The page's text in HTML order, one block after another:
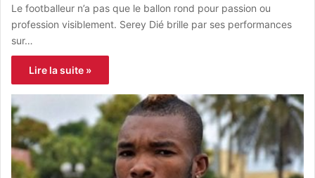
Le footballeur n’a pas que le ballon rond pour passion ou
profession visiblement. Serey Dié brille par ses performances
sur…
Lire la suite »